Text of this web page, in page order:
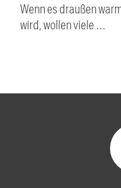
Wenn es draußen
wird, wollen viele …